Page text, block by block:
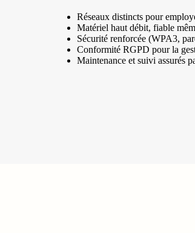
Réseaux distincts pour
Matériel haut débit, fiable
Sécurité renforcée (WPA3,
Conformité RGPD pour la
Maintenance et suivi assurés